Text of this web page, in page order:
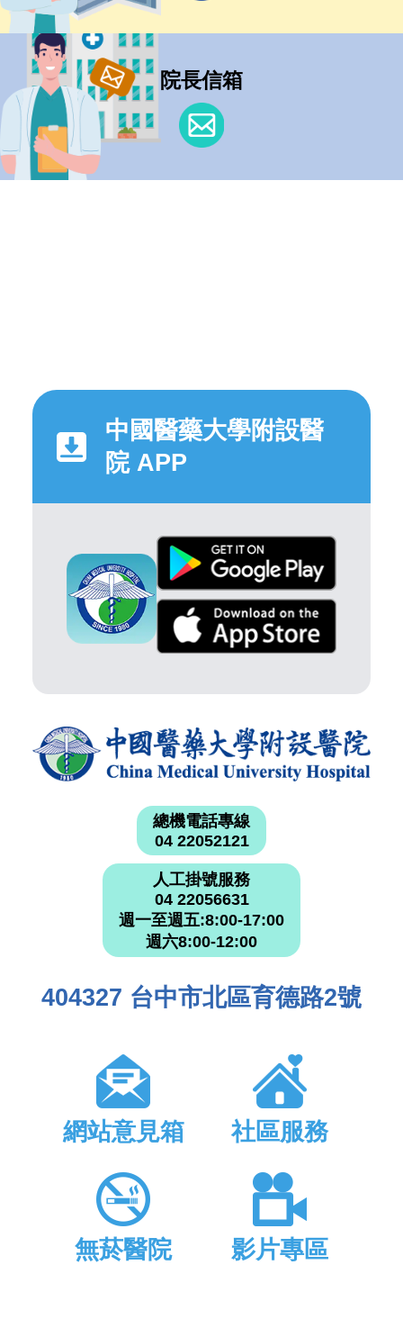
院長信箱
中國醫藥大學附設醫
院 APP
總機電話專線
04 22052121
人工掛號服務
04 22056631
週一至週五:8:00-17:00
週六8:00-12:00
404327 台中市北區育德路2號
網站意見箱 社區服務
無菸醫院 影片專區